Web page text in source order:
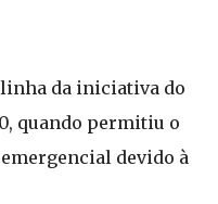
linha da iniciativa do
quando permitiu o
devido à